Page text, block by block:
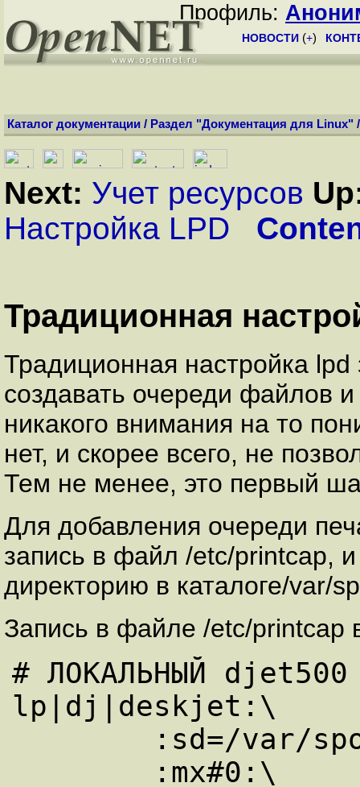
Профиль:
НОВОСТИ (+)
Каталог документации / Раздел "Документация для Linux"
Next: Учет ресурсов
Настройка LPD
Традиционная
Традиционная настройка
создавать очереди файлов
никакого внимания на то
нет, и скорее всего, не
Тем не менее, это первый
Для добавления очереди
запись в файл /etc/printcap,
директорию в каталоге/var/
Запись в файле /etc/printcap
# ЛОКАЛЬНЫЙ djet500
lp|dj|deskjet:\